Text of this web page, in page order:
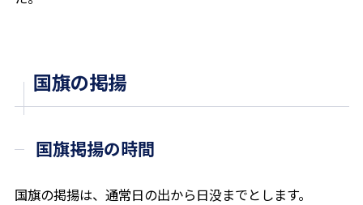
国旗の掲揚
国旗掲揚の時間
国旗の掲揚は、通常日の出から日没までとします。